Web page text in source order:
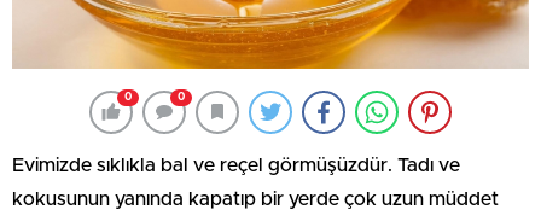
0 0
Evimizde sıklıkla bal ve reçel görmüşüzdür. Tadı ve
kokusunun yanında kapatıp bir yerde çok uzun müddet